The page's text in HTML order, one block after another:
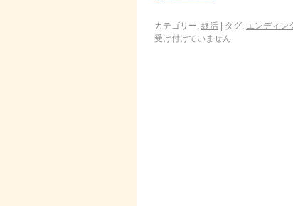
カテゴリー: 終活 タグ: エンディン
受け付けていません